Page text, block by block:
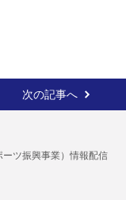
次の記事へ
ツ振興事業）情報配信